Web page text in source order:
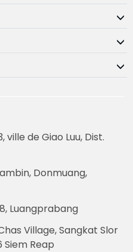
ville de Giao Luu, Dist.
Donmuang,
Luangprabang
Village, Sangkat Slor
Reap